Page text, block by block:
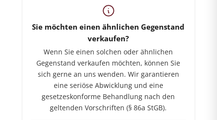
Sie möchten einen ähnlichen Gegenstand
verkaufen?
Wenn Sie einen solchen oder ähnlichen
Gegenstand verkaufen möchten, können Sie
sich gerne an uns wenden. Wir garantieren
eine seriöse Abwicklung und eine
gesetzeskonforme Behandlung nach den
geltenden Vorschriften (§ 86a StGB).